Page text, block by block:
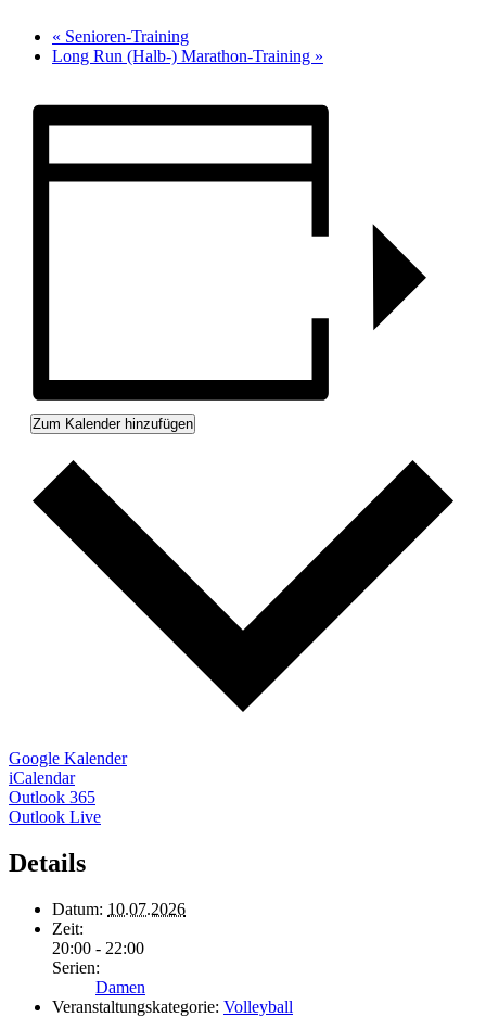
« Senioren-Training
Long Run (Halb-) Marathon-Training »
Zum Kalender hinzufügen
Google Kalender
iCalendar
Outlook 365
Outlook Live
Details
Datum: 10.07.2026
Zeit:
20:00 - 22:00
Serien:
Damen
Veranstaltungskategorie: Volleyball